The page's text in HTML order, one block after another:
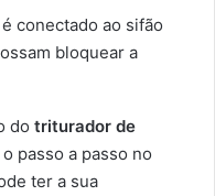
conectado ao sifão
bloquear a
do triturador de
passo a passo no
ter a sua